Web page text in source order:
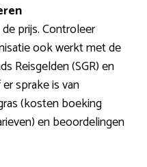
prijs. Controleer
ook werkt met de
Reisgelden (SGR) en
sprake is van
(kosten boeking
en beoordelingen